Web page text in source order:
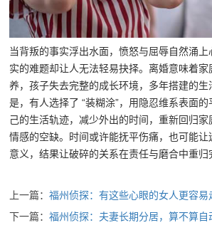
当背叛的事实浮出水面，愤怒与屈辱自然涌
实的难题却让人无法轻易抉择。离婚意味着
养，孩子失去完整的成长环境，多年搭建的
是，有人选择了 “装糊涂”，用隐忍维系表面
己的生活轨迹，减少外出的时间，重新回归
情感的空缺。时间或许能抚平伤痛，也可能
意义，结果让破碎的关系在责任与磨合中重归
上一篇：福州侦探：有这些心眼的女人更容易
下一篇：福州侦探：夫妻长期分居，算不算自